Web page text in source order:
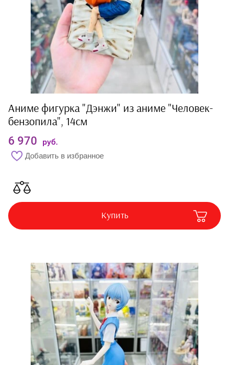
Аниме фигурка "Дэнжи" из аниме "Человек-
бензопила", 14см
6 970 руб.
Добавить в избранное
Купить